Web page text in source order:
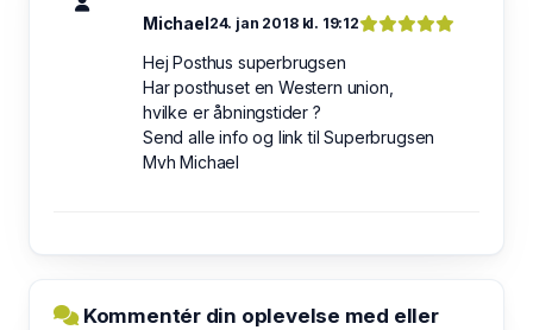
Michael24. jan 2018 kl. 19:12
Hej Posthus superbrugsen
Har posthuset en Western union,
hvilke er åbningstider ?
Send alle info og link til Superbrugsen
Mvh Michael
Kommentér din oplevelse med eller